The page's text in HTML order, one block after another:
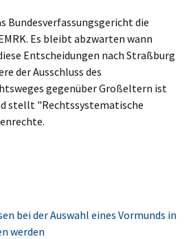
Bundesverfassungsgericht die
Es bleibt abzwarten wann
Entscheidungen nach Straßburg
der Ausschluss des
gegenüber Großeltern ist
stellt "Rechtssystematische
bei der Auswahl eines Vormunds in
werden